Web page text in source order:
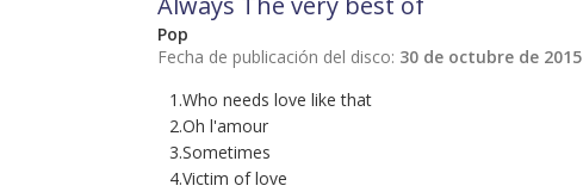
Pop
Fecha de publicación del disco: 30 de octubre de 2015
1.Who needs love like that
2.Oh l'amour
3.Sometimes
4.Victim of love